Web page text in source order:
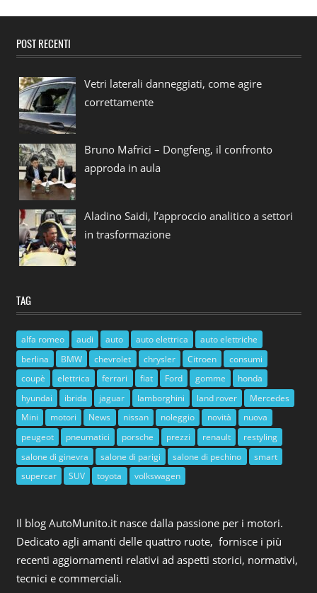
POST RECENTI
Vetri laterali danneggiati, come agire
correttamente
Bruno Mafrici – Dongfeng, il confronto
approda in aula
Aladino Saidi, l’approccio analitico a settori
in trasformazione
TAG
alfa romeo audi auto auto elettrica
auto elettriche
berlina
BMW chevrolet chrysler Citroen
consumi
coupè
elettrica ferrari fiat Ford gomme
honda
hyundai
ibrida jaguar lamborghini land rover
Mercedes
Mini
motori News nissan noleggio novità
nuova
peugeot
pneumatici porsche prezzi renault
restyling
salone di ginevra
salone di parigi salone di pechino
smart
supercar
SUV toyota volkswagen
Il blog AutoMunito.it nasce dalla passione per i motori.
Dedicato agli amanti delle quattro ruote, fornisce i più
recenti aggiornamenti relativi ad aspetti storici, normativi,
tecnici e commerciali.